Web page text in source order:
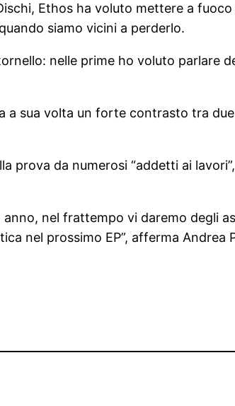
Ethos ha voluto mettere a
siamo vicini a perderlo.
nelle prime ho voluto parlare
a sua volta un forte contrasto tra
prova da numerosi “addetti ai
nel frattempo vi daremo degli
nel prossimo EP”, afferma Andrea